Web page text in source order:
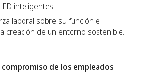
inteligentes
laboral sobre su función e
creación de un entorno sostenible.
compromiso de los empleados